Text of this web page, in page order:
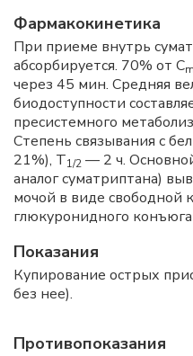
Фармакокинетика
При приеме внутрь
абсорбируется. 70% от С
через 45 мин. Средняя
биодоступности
пресистемного
Степень связывания с
21%), T1/2 — 2 ч.
аналог суматриптана)
мочой в виде свободной
глюкуронидного
Показания
Купирование острых
без нее).
Противопоказания